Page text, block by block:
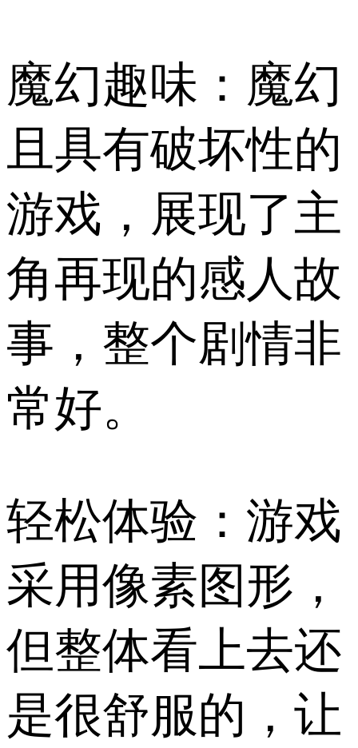
魔幻趣味：魔幻
且具有破坏性的
游戏，展现了主
角再现的感人故
事，整个剧情非
常好。
轻松体验：游戏
采用像素图形，
但整体看上去还
是很舒服的，让